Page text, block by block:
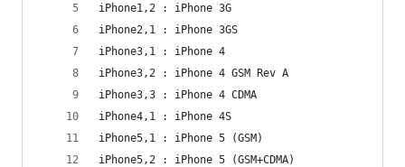
iPhone1,2 : iPhone 3G
iPhone2,1 : iPhone 3GS
iPhone3,1 : iPhone 4
iPhone3,2 : iPhone 4 GSM Rev A
iPhone3,3 : iPhone 4 CDMA
iPhone4,1 : iPhone 4S
iPhone5,1 : iPhone 5 (GSM)
iPhone5,2 : iPhone 5 (GSM+CDMA)